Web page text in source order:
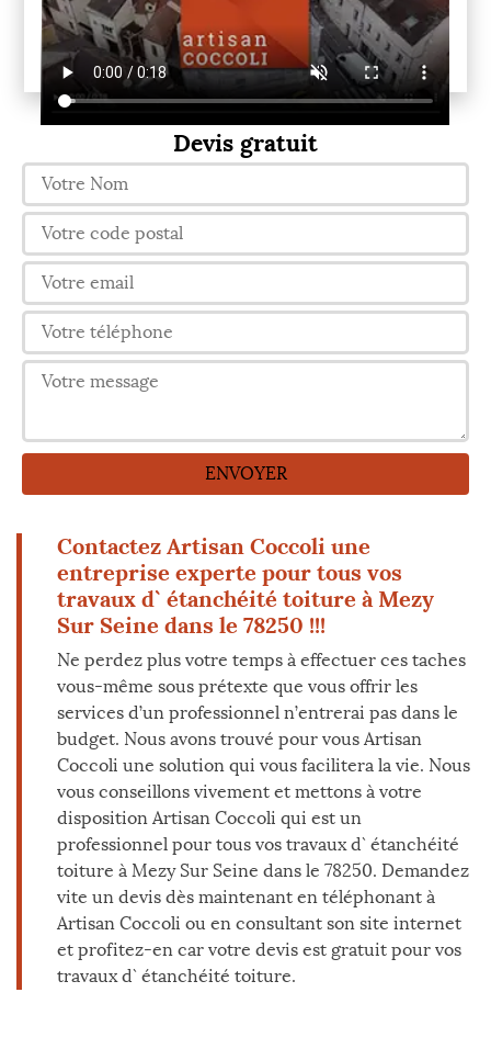
Devis gratuit
Contactez Artisan Coccoli une
entreprise experte pour tous vos
travaux d` étanchéité toiture à Mezy
Sur Seine dans le 78250 !!!
Ne perdez plus votre temps à effectuer ces taches
vous-même sous prétexte que vous offrir les
services d’un professionnel n’entrerai pas dans le
budget. Nous avons trouvé pour vous Artisan
Coccoli une solution qui vous facilitera la vie. Nous
vous conseillons vivement et mettons à votre
disposition Artisan Coccoli qui est un
professionnel pour tous vos travaux d` étanchéité
toiture à Mezy Sur Seine dans le 78250. Demandez
vite un devis dès maintenant en téléphonant à
Artisan Coccoli ou en consultant son site internet
et profitez-en car votre devis est gratuit pour vos
travaux d` étanchéité toiture.